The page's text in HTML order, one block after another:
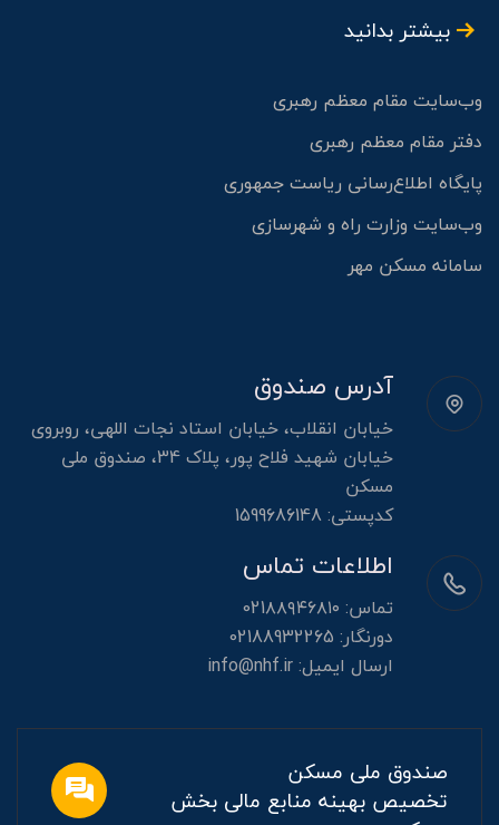
بیشتر بدانید
وب‌سایت مقام معظم رهبری
دفتر مقام معظم رهبری
پایگاه اطلاع‌رسانی ریاست جمهوری
وب‌سایت وزارت راه و شهرسازی
سامانه مسکن مهر
آدرس صندوق
خیابان انقلاب، خیابان استاد نجات اللهی، روبروی
خیابان شهید فلاح پور، پلاک 34، صندوق ملی
مسکن
کدپستی: 1599686148
اطلاعات تماس
تماس: 021۸۸۹۴۶۸۱۰
دورنگار: 02188932265
ارسال ایمیل:info@nhf.ir
صندوق ملی مسکن
تخصیص بهینه منابع مالی بخش